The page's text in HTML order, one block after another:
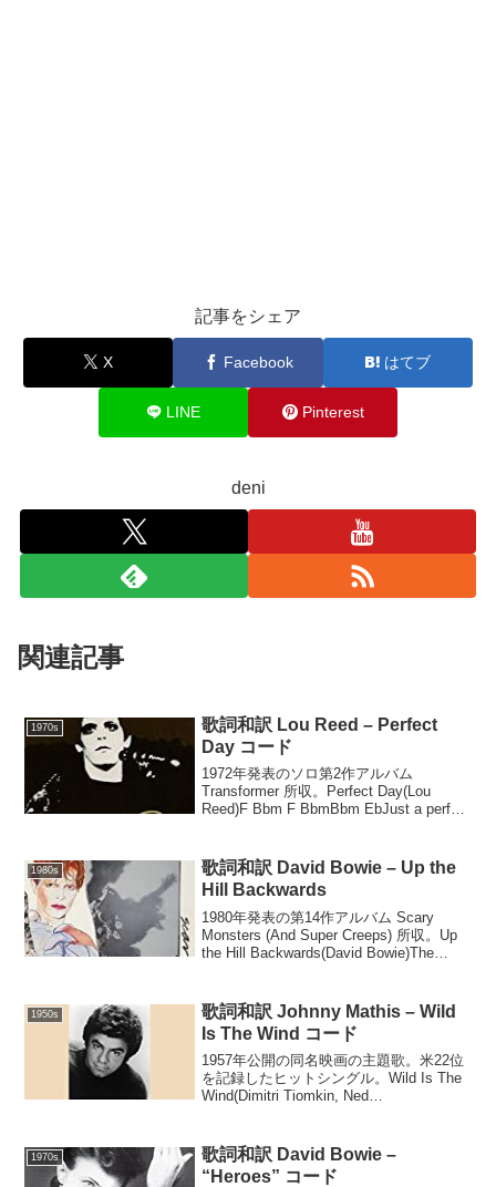
記事をシェア
X Facebook はてブ
LINE Pinterest
deni
関連記事
1970s
歌詞和訳 Lou Reed – Perfect
Day コード
1972年発表のソロ第2作アルバム
Transformer 所収。Perfect Day(Lou
Reed)F Bbm F BbmBbm EbJust a perfect
1980s
歌詞和訳 David Bowie – Up the
Hill Backwards
1980年発表の第14作アルバム Scary
Monsters (And Super Creeps) 所収。Up
the Hill Backwards(David Bowie)The
1950s
歌詞和訳 Johnny Mathis – Wild
Is The Wind コード
1957年公開の同名映画の主題歌。米22位
を記録したヒットシングル。Wild Is The
Wind(Dimitri Tiomkin, Ned
1970s
歌詞和訳 David Bowie –
“Heroes” コード